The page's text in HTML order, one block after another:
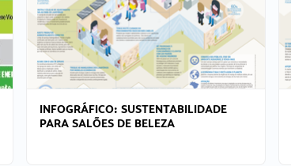
INFOGRÁFICO: SUSTENTABILIDADE
PARA SALÕES DE BELEZA